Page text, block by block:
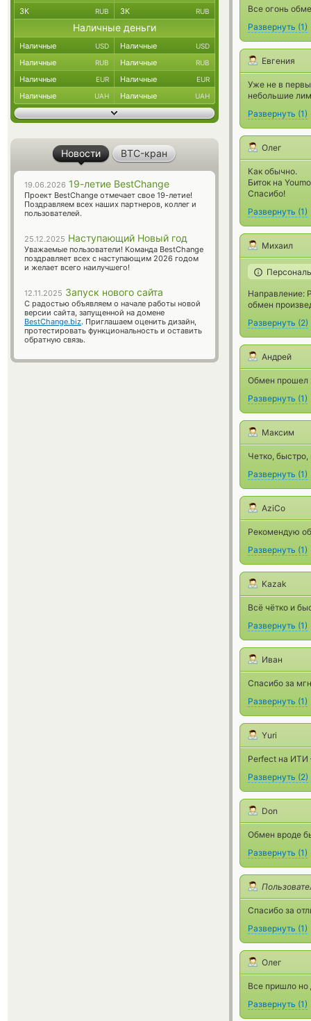
Все огонь
Развернуть (1)
Евгения
Уже не в
небольшие
Развернуть (1)
Олег
Как обычно.
Биток на
Спасибо!
Развернуть (1)
Михаил
Направление:
обмен
Развернуть (2)
Андрей
Обмен прошел
Развернуть (1)
Максим
Четко,
Развернуть (1)
AziCo
Рекомендую
Развернуть (1)
Kazak
Всё чётко и
Развернуть (1)
Иван
Спасибо за
Развернуть (1)
Yuri
Perfect на ИТИ
Развернуть (2)
Don
Обмен вроде
Развернуть (1)
Спасибо за
Развернуть (1)
Олег
Все пришло но
Развернуть (1)
ЗК RUB ЗК RUB
Наличные деньги
Наличные USD Наличные USD
Наличные RUB Наличные RUB
Наличные EUR Наличные EUR
Наличные UAH Наличные UAH
Новости BTC-кран
19.06.2026 19-летие BestChange
Проект BestChange отмечает свое 19-летие!
Поздравляем всех наших партнеров, коллег и
пользователей.
25.12.2025 Наступающий Новый год
Уважаемые пользователи! Команда BestChange
поздравляет всех с наступающим 2026 годом
и желает всего наилучшего!
12.11.2025 Запуск нового сайта
С радостью объявляем о начале работы новой
версии сайта, запущенной на домене
BestChange.biz. Приглашаем оценить дизайн,
протестировать функциональность и оставить
обратную связь.